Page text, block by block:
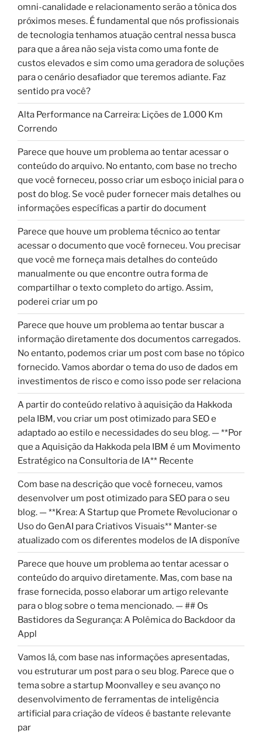
omni-canalidade e relacionamento serão a tônica dos
próximos meses. É fundamental que nós profissionais
de tecnologia tenhamos atuação central nessa busca
para que a área não seja vista como uma fonte de
custos elevados e sim como uma geradora de soluções
para o cenário desafiador que teremos adiante. Faz
sentido pra você?
Alta Performance na Carreira: Lições de 1.000 Km
Correndo
Parece que houve um problema ao tentar acessar o
conteúdo do arquivo. No entanto, com base no trecho
que você forneceu, posso criar um esboço inicial para o
post do blog. Se você puder fornecer mais detalhes ou
informações específicas a partir do document
Parece que houve um problema técnico ao tentar
acessar o documento que você forneceu. Vou precisar
que você me forneça mais detalhes do conteúdo
manualmente ou que encontre outra forma de
compartilhar o texto completo do artigo. Assim,
poderei criar um po
Parece que houve um problema ao tentar buscar a
informação diretamente dos documentos carregados.
No entanto, podemos criar um post com base no tópico
fornecido. Vamos abordar o tema do uso de dados em
investimentos de risco e como isso pode ser relaciona
A partir do conteúdo relativo à aquisição da Hakkoda
pela IBM, vou criar um post otimizado para SEO e
adaptado ao estilo e necessidades do seu blog. — **Por
que a Aquisição da Hakkoda pela IBM é um Movimento
Estratégico na Consultoria de IA** Recente
Com base na descrição que você forneceu, vamos
desenvolver um post otimizado para SEO para o seu
blog. — **Krea: A Startup que Promete Revolucionar o
Uso do GenAI para Criativos Visuais** Manter-se
atualizado com os diferentes modelos de IA disponíve
Parece que houve um problema ao tentar acessar o
conteúdo do arquivo diretamente. Mas, com base na
frase fornecida, posso elaborar um artigo relevante
para o blog sobre o tema mencionado. — ## Os
Bastidores da Segurança: A Polêmica do Backdoor da
Appl
Vamos lá, com base nas informações apresentadas,
vou estruturar um post para o seu blog. Parece que o
tema sobre a startup Moonvalley e seu avanço no
desenvolvimento de ferramentas de inteligência
artificial para criação de vídeos é bastante relevante
par